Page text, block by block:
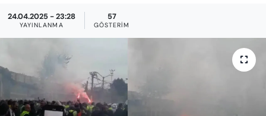
24.04.2025 - 23:28
YAYINLANMA
57
GÖSTERIM
KADIN
SAĞLIK
SPOR
Haber Arşivi